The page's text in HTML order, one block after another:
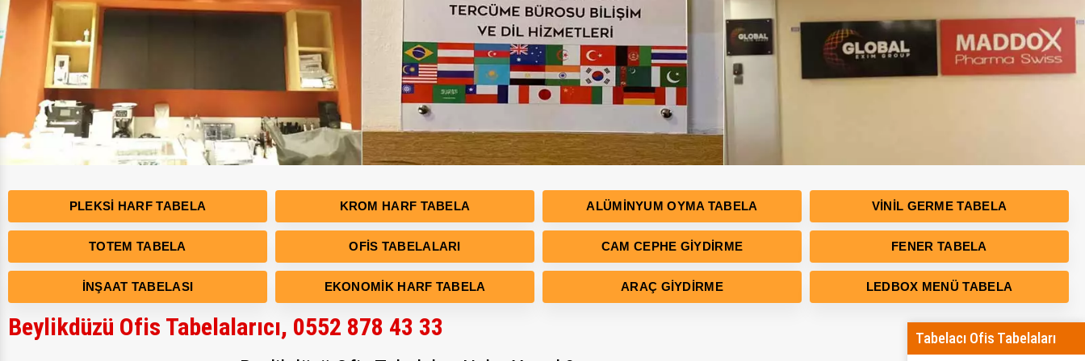
PLEKSI HARF TABELA KROM HARF TABELA ALÜMINYUM OYMA TABELA VINIL GERME TABELA
TOTEM TABELA OFIS TABELALARI CAM CEPHE GIYDIRME FENER TABELA
İNŞAAT TABELASI EKONOMIK HARF TABELA ARAÇ GIYDIRME LEDBOX MENÜ TABELA
Beylikdüzü Ofis Tabelalarıcı, 0552 878 43 33 Tabelacı Ofis Tabelaları